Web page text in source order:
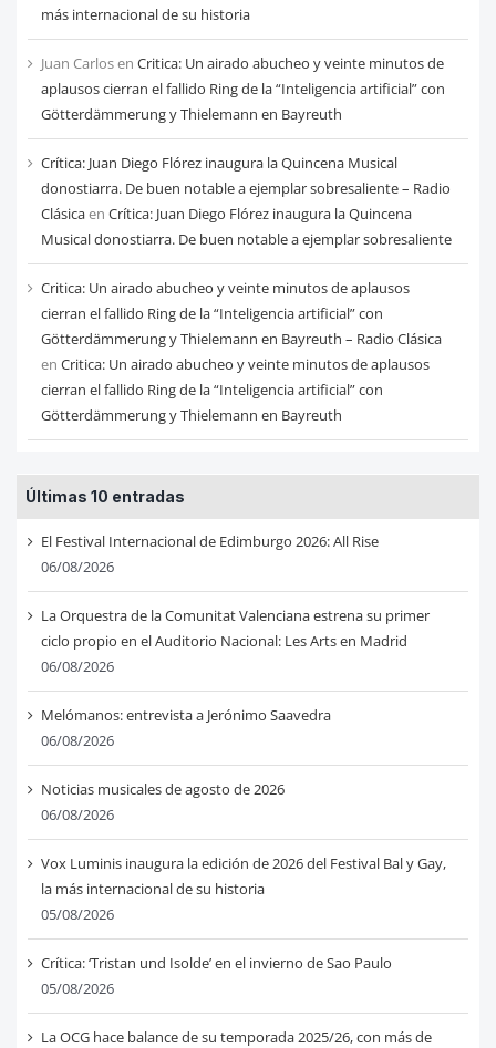
más internacional de su historia
Juan Carlosen Critica: Un airado abucheo y veinte minutos de
aplausos cierran el fallido Ring de la “Inteligencia artificial” con
Götterdämmerung y Thielemann en Bayreuth
Crítica: Juan Diego Flórez inaugura la Quincena Musical
donostiarra. De buen notable a ejemplar sobresaliente – Radio
Clásicaen Crítica: Juan Diego Flórez inaugura la Quincena
Musical donostiarra. De buen notable a ejemplar sobresaliente
Critica: Un airado abucheo y veinte minutos de aplausos
cierran el fallido Ring de la “Inteligencia artificial” con
Götterdämmerung y Thielemann en Bayreuth – Radio Clásica
en Critica: Un airado abucheo y veinte minutos de aplausos
cierran el fallido Ring de la “Inteligencia artificial” con
Götterdämmerung y Thielemann en Bayreuth
Últimas 10 entradas
El Festival Internacional de Edimburgo 2026: All Rise
06/08/2026
La Orquestra de la Comunitat Valenciana estrena su primer
ciclo propio en el Auditorio Nacional: Les Arts en Madrid
06/08/2026
Melómanos: entrevista a Jerónimo Saavedra
06/08/2026
Noticias musicales de agosto de 2026
06/08/2026
Vox Luminis inaugura la edición de 2026 del Festival Bal y Gay,
la más internacional de su historia
05/08/2026
Crítica: ‘Tristan und Isolde’ en el invierno de Sao Paulo
05/08/2026
La OCG hace balance de su temporada 2025/26, con más de